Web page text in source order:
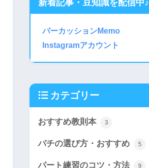
新着記事・豆知識を配信中♪
パーカッションMemo
Instagramアカウント
カテゴリー
おすすめ教則本 3
バチの選び方・おすすめ 5
パート練習のコツ・方法 9